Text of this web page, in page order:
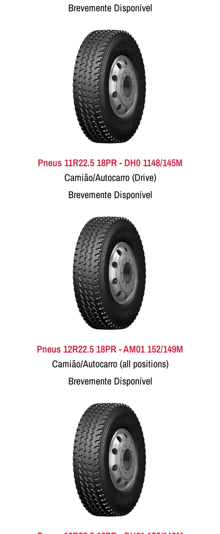
Brevemente Disponível
Pneus 11R22.5 18PR - DH0 1148/145M
Camião/Autocarro (Drive)
Brevemente Disponível
Pneus 12R22.5 18PR - AM01 152/149M
Camião/Autocarro (all positions)
Brevemente Disponível